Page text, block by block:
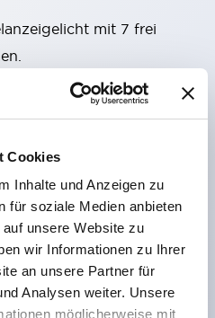
Cookies
Inhalte und Anzeigen zu
für soziale Medien anbieten
unsere Website zu
wir Informationen zu Ihrer
an unsere Partner für
Analysen weiter. Unsere
möglicherweise mit
mit 7 frei
Fenster, das
großer Höhe gut sichtbar
flächenstrahlenden
der SS-Klemmenstruktur
reduziert, zudem
und Gehäuse in einem